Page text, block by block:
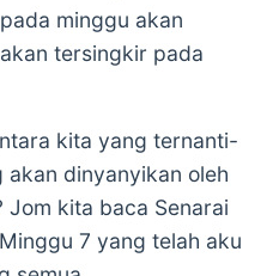
minggu akan
tersingkir pada
kita yang ternanti-
dinyanyikan oleh
kita baca Senarai
7 yang telah aku